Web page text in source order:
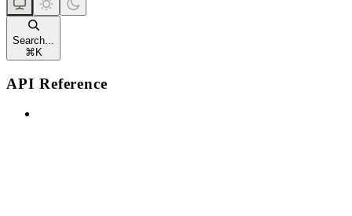
Search...
⌘ K
API Reference